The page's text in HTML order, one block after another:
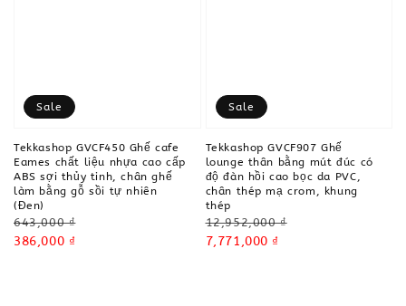
Sale
Tekkashop GVCF450 Ghế cafe
Eames chất liệu nhựa cao cấp
ABS sợi thủy tinh, chân ghế
làm bằng gỗ sồi tự nhiên
(Đen)
Regular
price
643,000 ₫
Sale
386,000 ₫
Sale
Tekkashop GVCF907 Ghế
lounge thân bằng mút đúc có
độ đàn hồi cao bọc da PVC,
chân thép mạ crom, khung
thép
Regular
price
12,952,000 ₫
Sale
7,771,000 ₫